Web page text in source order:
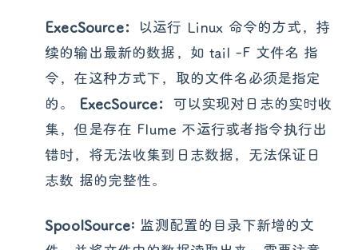
ExecSource：
以运行 Linux 命令的方式，持
续的输出最新的数据，如 tail -F 文件名 指
令，在这种方式下，取的文件名必须是指定
的。
ExecSource： 可以实现对日志的实时收
集，但是存在 Flume 不运行或者指令执行出
错时，将无法收集到日志数据，无法保证日
志数 据的完整性。
SpoolSource: 监测配置的目录下新增的文